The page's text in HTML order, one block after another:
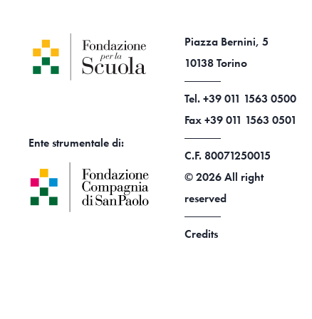
Ente strumentale di:
Piazza Bernini, 5
10138 Torino
Tel. +39 011 1563 0500
Fax +39 011 1563 0501
C.F. 80071250015
© 2026 All right
reserved
Credits